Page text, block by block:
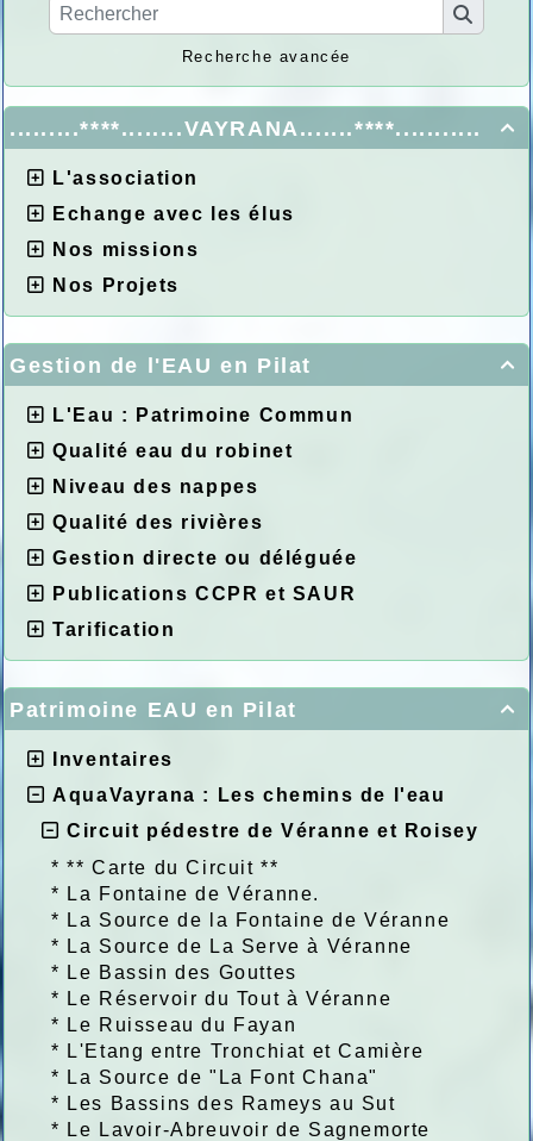
Recherche avancée

.........****........VAYRANA.......****...........
L'association
Echange avec les élus
Nos missions
Nos Projets

Gestion de l'EAU en Pilat
L'Eau : Patrimoine Commun
Qualité eau du robinet
Niveau des nappes
Qualité des rivières
Gestion directe ou déléguée
Publications CCPR et SAUR
Tarification

Patrimoine EAU en Pilat
Inventaires
AquaVayrana : Les chemins de l'eau
Circuit pédestre de Véranne et Roisey
*** Carte du Circuit **
* La Fontaine de Véranne.
* La Source de la Fontaine de Véranne
* La Source de La Serve à Véranne
* Le Bassin des Gouttes
* Le Réservoir du Tout à Véranne
* Le Ruisseau du Fayan
* L'Etang entre Tronchiat et Camière
* La Source de "La Font Chana"
* Les Bassins des Rameys au Sut
* Le Lavoir-Abreuvoir de Sagnemorte